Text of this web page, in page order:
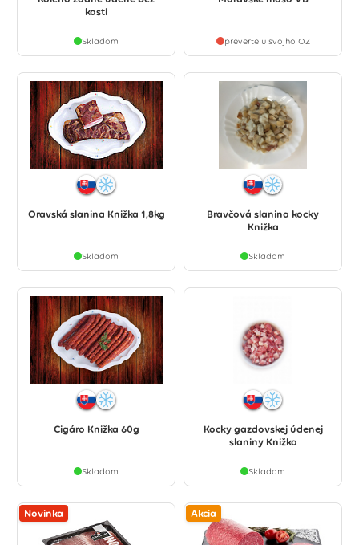
kosti
Skladom preverte u svojho OZ
Oravská slanina Knižka 1,8kg
Skladom
Bravčová slanina kocky
Knižka
Skladom
Cigáro Knižka 60g
Skladom
Kocky gazdovskej údenej
slaniny Knižka
Skladom
Novinka Akcia